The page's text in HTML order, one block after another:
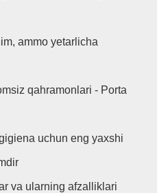
ammo yetarlicha
qahramonlari - Porta
uchun eng yaxshi
va ularning afzalliklari